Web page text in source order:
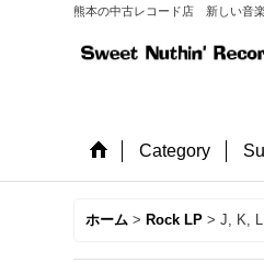
熊本の中古レコード店 新しい音
Category
ホーム > Rock LP > J, K, L